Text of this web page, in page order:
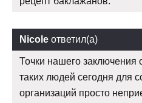
Nicole ответил(а)
Точки нашего заключения
таких людей сегодня для
организаций просто